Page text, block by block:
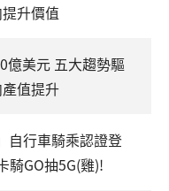
升價值
億美元 五大趨勢驅
值提升
自行車騎乘認證登
騎GO抽5G(雞)!